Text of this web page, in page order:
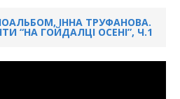
ІННА ТРУФАНОВА.
“НА ГОЙДАЛЦІ ОСЕНІ”, Ч.1